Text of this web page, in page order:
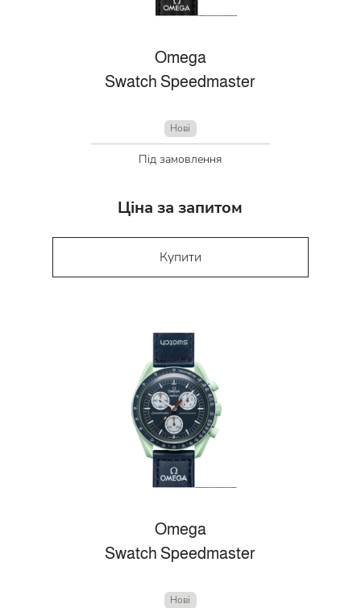
Omega
Swatch Speedmaster
Нові
Під замовлення
Ціна за запитом
Купити
Omega
Swatch Speedmaster
Нові